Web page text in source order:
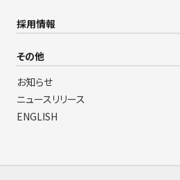
採用情報
その他
お知らせ
ニュースリリース
ENGLISH